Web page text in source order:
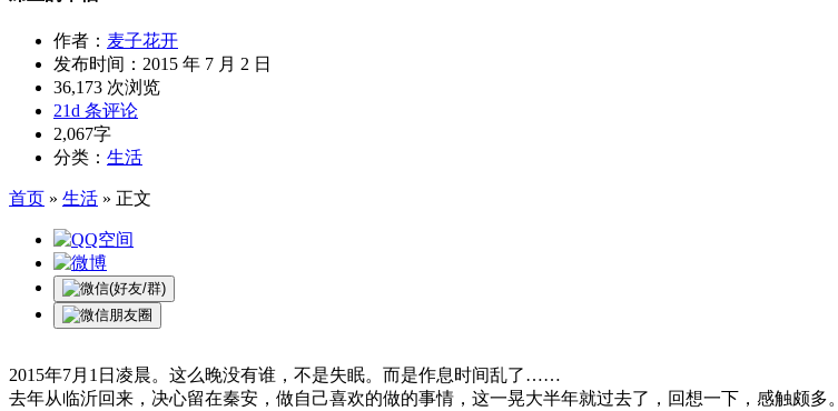
作者： 麦子花开
发布时间： 2015 年 7 月 2 日
36,173 次浏览
21d 条评论
2,067字
分类： 生活
首页 » 生活 » 正文
2015年7月1日凌晨。这么晚没有谁，不是失眠。而是作息时间乱了……
去年从临沂回来，决心留在秦安，做自己喜欢的做的事情，这一晃大半年就过去了，回想一下，感触颇多。